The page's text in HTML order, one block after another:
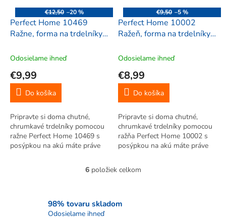
€12,50 –20 %
Perfect Home 10469
Ražne, forma na trdelníky,
podnosom
Odosielame ihneď
€9,99
Do košíka
Pripravte si doma chutné,
chrumkavé trdelníky pomocou
ražne Perfect Home 10469 s
posýpkou na akú máte práve
poslúži na odkladanie už
€9,50 –5 %
Perfect Home 10002
Ražeň, forma na trdelníky,
Odosielame ihneď
€8,99
Do košíka
Pripravte si doma chutné,
chrumkavé trdelníky pomocou
ražňa Perfect Home 10002 s
posýpkou na akú máte práve
O
á
6položiek celkom
98% tovaru skladom
Odosielame ihneď